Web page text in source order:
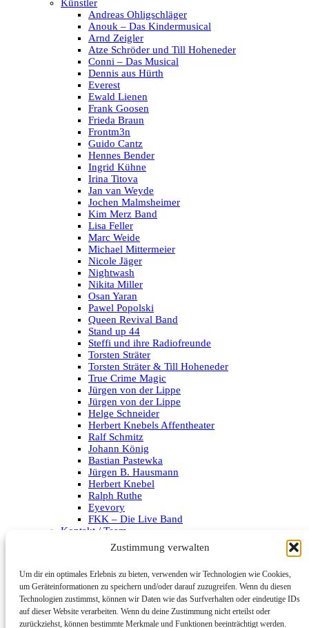
Zustimmung verwalten
Um dir ein optimales Erlebnis zu bieten, verwenden wir Technologien wie Cookies,
um Geräteinformationen zu speichern und/oder darauf zuzugreifen. Wenn du diesen
Technologien zustimmst, können wir Daten wie das Surfverhalten oder eindeutige IDs
auf dieser Website verarbeiten. Wenn du deine Zustimmung nicht erteilst oder
zurückziehst, können bestimmte Merkmale und Funktionen beeinträchtigt werden.
Künstler
Andreas Ohligschläger
Anouk – Das Kindermusical
Arnd Zeigler
Atze Schröder und Till Hoheneder
Conni – Das Musical
Dennis aus Hürth
Everest
Ewald Lienen
Frank Goosen
Frieda Braun
Frontm3n
Guido Cantz
Hennes Bender
Ingrid Kühne
Irina Titova
Jan van Weyde
Jochen Malmsheimer
Kim Merz Band
Lisa Feller
Marc Weide
Michael Mittermeier
Nicole Jäger
Nightwash
Nikita Miller
Osan Yaran
Pawel Popolski
Queen Revival Band
Stand up 44
Steffi und ihre Radiofreunde
Torsten Sträter
Torsten Sträter & Till Hoheneder
True Crime Magic
Jürgen von der Lippe
Jürgen von der Lippe
Helge Schneider
Herbert Knebels Affentheater
Ralf Schmitz
Johann König
Bastian Pastewka
Jürgen B. Hausmann
Herbert Knebel
Ralph Ruthe
Eyevory
FKK – Die Live Band
Kontakt / Team
Datenschutzerklärung
Archiv
Kategorien